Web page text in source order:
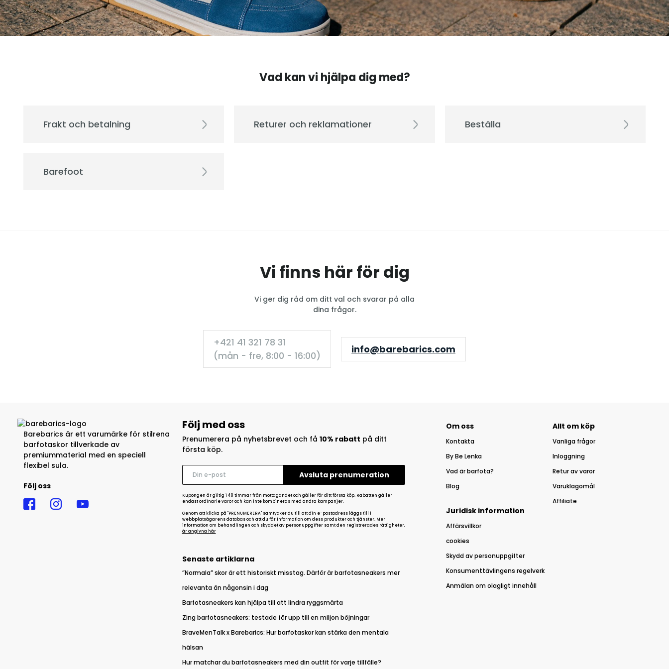
Vad kan vi hjälpa dig med?
Frakt och betalning Returer och reklamationer Beställa
Barefoot
Vi finns här för dig
Vi ger dig råd om ditt val och svarar på alla
dina frågor.
+421 41 321 78 31
(mån - fre, 8:00 - 16:00)
info@barebarics.com
Barebarics är ett varumärke för stilrena
barfotaskor tillverkade av
premiummaterial med en speciell
flexibel sula.
Följ oss
Följ med oss
Prenumerera på nyhetsbrevet och få 10% rabatt på ditt
första köp.
Kupongen är giltig i 48 timmar från mottagandet och gäller för ditt första köp. Rabatten gäller
endast ordinarie varor och kan inte kombineras med andra kampanjer.
Genom att klicka på "PRENUMERERA" samtycker du till att din e-postadress läggs till i
webbplatsägarens databas och att du får information om dess produkter och tjänster. Mer
information om behandlingen och skyddet av personuppgifter samt den registrerades rättigheter,
är angivna här
Senaste artiklarna
”Normala” skor är ett historiskt misstag. Därför är barfotasneakers mer
relevanta än någonsin i dag
Barfotasneakers kan hjälpa till att lindra ryggsmärta
Zing barfotasneakers: testade för upp till en miljon böjningar
BraveMenTalk x Barebarics: Hur barfotaskor kan stärka den mentala
hälsan
Hur matchar du barfotasneakers med din outfit för varje tillfälle?
Om oss
Kontakta
By Be Lenka
Vad är barfota?
Blog
Allt om köp
Vanliga frågor
Inloggning
Retur av varor
Varuklagomål
Affiliate
Juridisk information
Affärsvillkor
cookies
Skydd av personuppgifter
Konsumenttävlingens regelverk
Anmälan om olagligt innehåll